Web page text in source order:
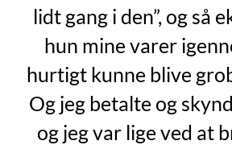
lidt gang i den”, og så
hun mine varer
hurtigt kunne blive
Og jeg betalte og
og jeg var lige ved at